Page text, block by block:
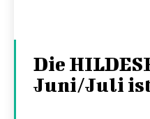
Die
Juni/Juli ist